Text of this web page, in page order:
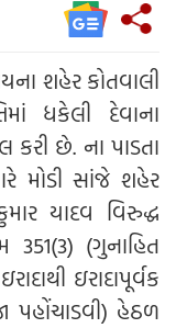
શહેર કોતવાલી
ધકેલી દેવાના
છે. ના પાડતા
મોડી સાંજે શહેર
યાદવ વિરુદ્ધ
(ગુનાહિત
ઇરાદાપૂર્વક
હેઠળ